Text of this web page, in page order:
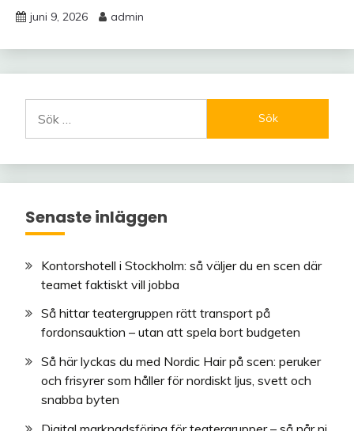
juni 9, 2026 admin
efter:
Senaste inläggen
Kontorshotell i Stockholm: så väljer du en scen där
teamet faktiskt vill jobba
Så hittar teatergruppen rätt transport på
fordonsauktion – utan att spela bort budgeten
Så här lyckas du med Nordic Hair på scen: peruker
och frisyrer som håller för nordiskt ljus, svett och
snabba byten